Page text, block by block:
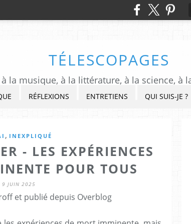
TÉLESCOPAGES
la musique, à la littérature, à la science, à
RÉFLEXIONS ENTRETIENS QUI SUIS-JE ?
, INEXPLIQUÉ
- LES EXPÉRIENCES
POUR TOUS
9 JUIN 2025
et publié depuis Overblog